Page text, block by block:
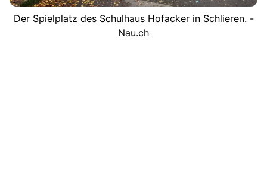
Der Spielplatz des Schulhaus Hofacker in Schlieren. -
Nau.ch